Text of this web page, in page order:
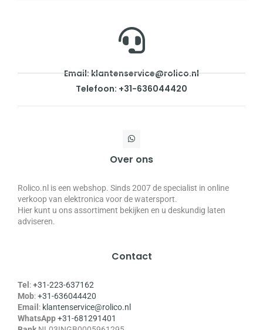
Email: klantenservice@rolico.nl
Telefoon: +31-636044420
Over ons
Rolico.nl is een webshop. Sinds 2007 de specialist in online
verkoop van elektronica voor de watersport.
Hier kunt u ons assortiment bekijken en u deskundig laten
adviseren.
Contact
Tel :+31-223-637162
Mob:+31-636044420
Email : klantenservice@rolico.nl
WhatsApp+31-681291401